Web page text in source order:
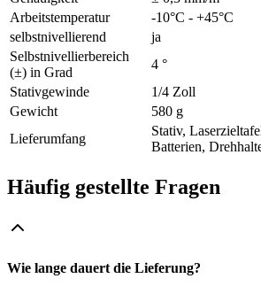
Arbeitstemperatur
-10°C - +45°C
selbstnivellierend
ja
Selbstnivellierbereich
(±) in Grad
4 °
Stativgewinde
1/4 Zoll
Gewicht
580 g
Lieferumfang
Stativ,
Batterien,
Häufig gestellte Fragen
Wie lange dauert die Lieferung?